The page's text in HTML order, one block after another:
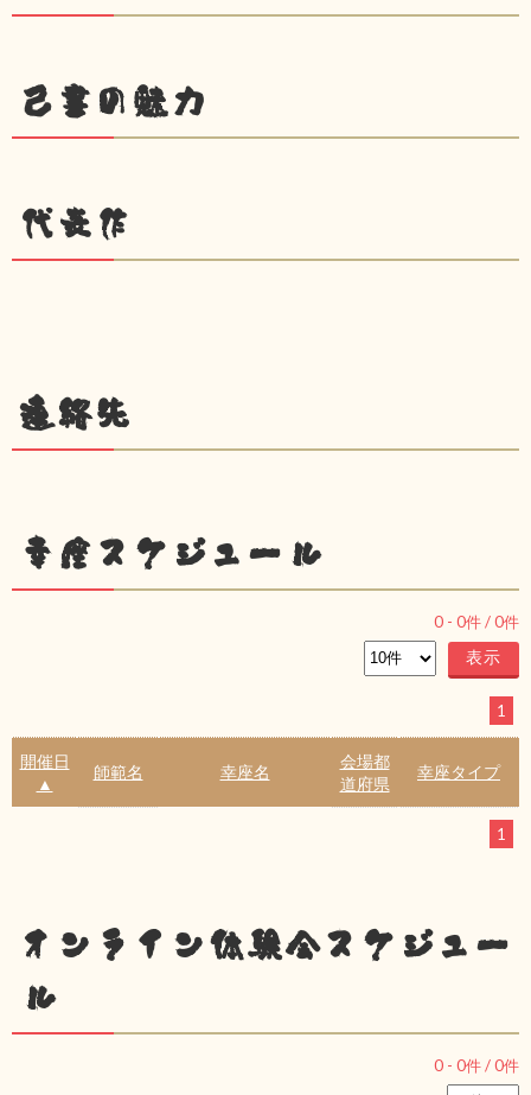
己書の魅力
代表作
連絡先
幸座スケジュール
0 - 0件 /0件
1
開催日
▲
師範名 幸座名
会場都
道府県
幸座タイプ
1
オンライン体験会スケジュー
ル
0 - 0件 /0件